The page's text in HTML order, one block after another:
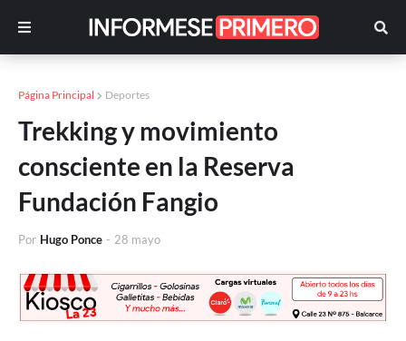
Página Principal Deportes
Trekking y movimiento
consciente en la Reserva
Fundación Fangio
Por Hugo Ponce - 28 mayo